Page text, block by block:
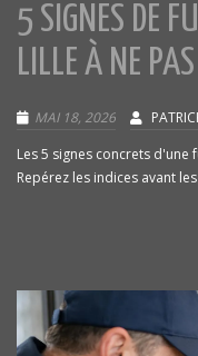
5 SIGNES DE
LILLE À NE
MAI 18, 2026
Les 5 signes concrets
Repérez les indices avant